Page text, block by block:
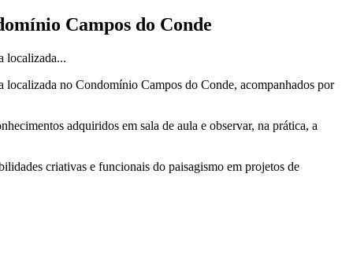
Campos do Conde
localizada...
localizada no Condomínio Campos do Conde, acompanhados por
adquiridos em sala de aula e observar, na prática, a
criativas e funcionais do paisagismo em projetos de